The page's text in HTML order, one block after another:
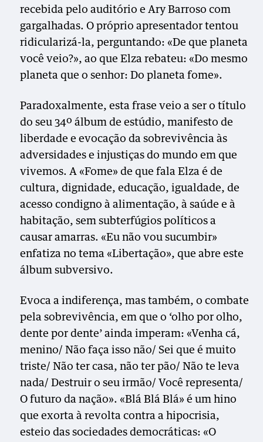
recebida pelo auditório e Ary Barroso com
gargalhadas. O próprio apresentador tentou
ridicularizá-la, perguntando: «De que planeta
você veio?», ao que Elza rebateu: «Do mesmo
planeta que o senhor: Do planeta fome».
Paradoxalmente, esta frase veio a ser o título
do seu 34º álbum de estúdio, manifesto de
liberdade e evocação da sobrevivência às
adversidades e injustiças do mundo em que
vivemos. A «Fome» de que fala Elza é de
cultura, dignidade, educação, igualdade, de
acesso condigno à alimentação, à saúde e à
habitação, sem subterfúgios políticos a
causar amarras. «Eu não vou sucumbir»
enfatiza no tema «Libertação», que abre este
álbum subversivo.
Evoca a indiferença, mas também, o combate
pela sobrevivência, em que o ‘olho por olho,
dente por dente’ ainda imperam: «Venha cá,
menino/ Não faça isso não/ Sei que é muito
triste/ Não ter casa, não ter pão/ Não te leva
nada/ Destruir o seu irmão/ Você representa/
O futuro da nação». «Blá Blá Blá» é um hino
que exorta à revolta contra a hipocrisia,
esteio das sociedades democráticas: «O